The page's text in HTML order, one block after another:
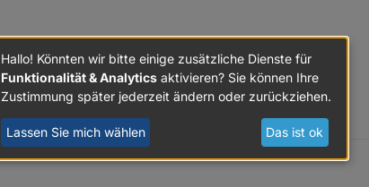
Hallo! Könnten wir bitte einige zusätzliche Dienste für
Funktionalität & Analytics aktivieren? Sie können Ihre
Zustimmung später jederzeit ändern oder zurückziehen.
Lassen Sie mich wählen Das ist ok